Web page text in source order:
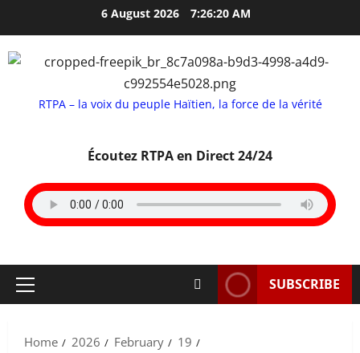
to
content
6 August 2026 7:26:21 AM
RTPA – la voix du peuple Haïtien, la force de la vérité
Écoutez RTPA en Direct 24/24
Primary
SUBSCRIBE
Home 2026 February
19